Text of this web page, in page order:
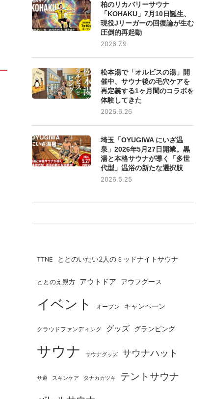
柏のリカバリーサウナ
「KOHAKU」7月10日誕生、
現役Jリーガーの回復論が生む
圧倒的再起動
2026.7.9
松本湯で「オルビスの湯」開
催中、サウナ後の毛穴ケアを
再定義する1ヶ月間のコラボを
体験してきた
2026.6.26
埼玉「OYUGIWA にいざ温
泉」2026年5月27日開業。黒
湯と本格サウナが導く「多世
代型」温浴の新たな選択肢
2026.5.25
TTNE ととのいたい2人のミッドナイトサウナ
ととのえ親方 アウトドア アウフグース
イベント オープン キャンペーン
クラウドファンディング グッズ グランピング
サウナ サウナグッズ サウナハット
サ道 スキンケア タナカカツキ
テントサウナ